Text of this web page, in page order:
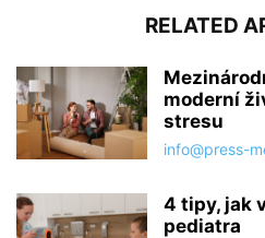
RELATED
moderní
stresu
info@press-
4 tipy, jak
pediatra